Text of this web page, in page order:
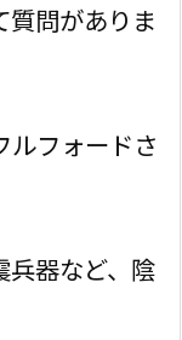
質問がありま
ルフォードさ
兵器など、陰